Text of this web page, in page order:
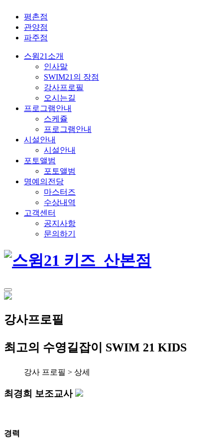
평촌점
관양점
파주점
스윔21소개
인사말
SWIM21의 장점
강사프로필
오시는길
프로그램안내
스케쥴
프로그램안내
시설안내
시설안내
포토앨범
포토앨범
명예의전당
마스터즈
수상내역
고객센터
공지사항
문의하기
강사프로필
최고의 수영길잡이 SWIM 21 KIDS
강사 프로필 > 상세
최경희 보조교사
경력